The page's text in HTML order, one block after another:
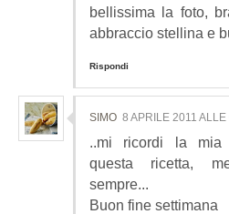
bellissima la foto,
abbraccio stellina e
Rispondi
SIMO 8 APRILE 2011
..mi ricordi la mia
questa ricetta,
sempre...
Buon fine settimana